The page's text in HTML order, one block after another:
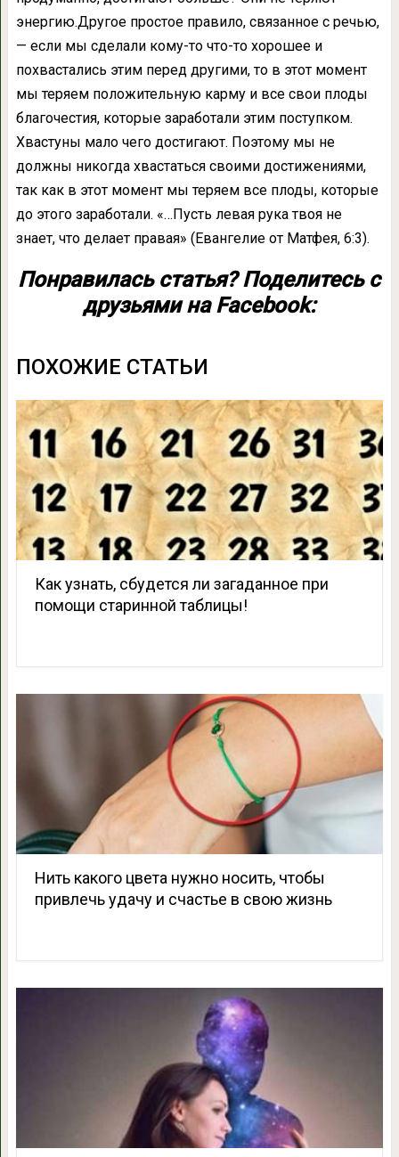
энергию.Другое простое правило, связанное с речью,
— если мы сделали кому-то что-то хорошее и
похвастались этим перед другими, то в этот момент
мы теряем положительную карму и все свои плоды
благочестия, которые заработали этим поступком.
Хвастуны мало чего достигают. Поэтому мы не
должны никогда хвастаться своими достижениями,
так как в этот момент мы теряем все плоды, которые
до этого заработали. «…Пусть левая рука твоя не
знает, что делает правая» (Евангелие от Матфея, 6:3).
Понравилась статья? Поделитесь с
друзьями на Facebook:
ПОХОЖИЕ СТАТЬИ
Как узнать, сбудется ли загаданное при
помощи старинной таблицы!
Нить какого цвета нужно носить, чтобы
привлечь удачу и счастье в свою жизнь